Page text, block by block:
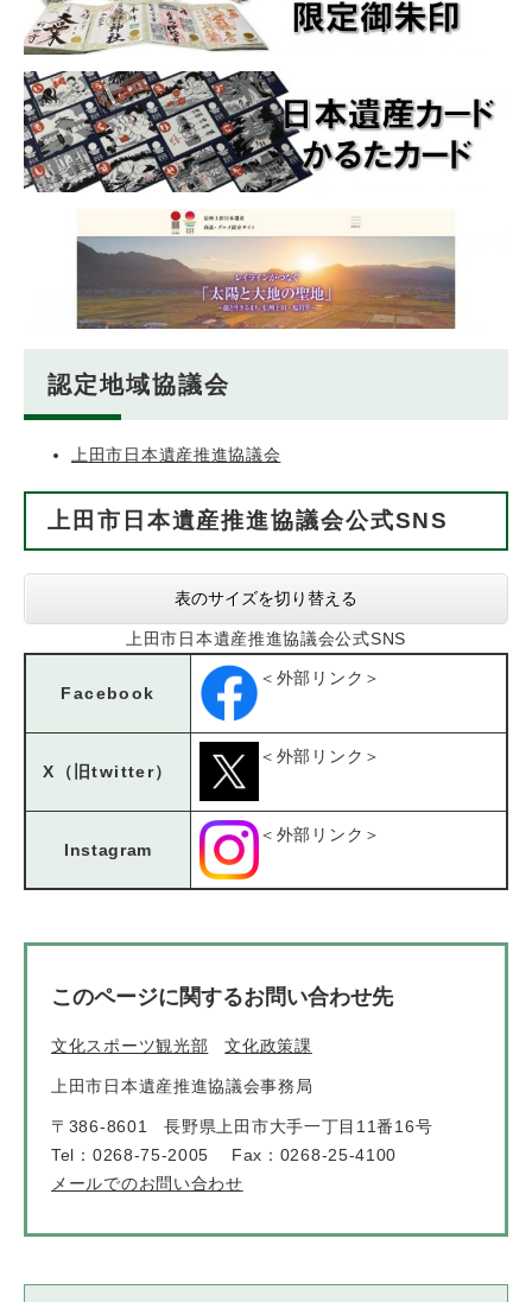
認定地域協議会
上田市日本遺産推進協議会
上田市日本遺産推進協議会公式SNS
表のサイズを切り替える
上田市日本遺産推進協議会公式SNS
Facebook
＜外部リンク＞
X（旧twitter）
＜外部リンク＞
Instagram
＜外部リンク＞
このページに関するお問い合わせ先
文化スポーツ観光部 文化政策課
上田市日本遺産推進協議会事務局
〒386-8601
長野県上田市大手一丁目11番16号
Tel：0268-75-2005
Fax：0268-25-4100
メールでのお問い合わせ